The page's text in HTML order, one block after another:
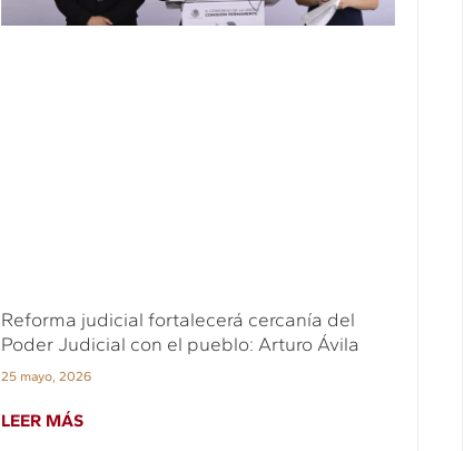
Reforma judicial fortalecerá cercanía del
Poder Judicial con el pueblo: Arturo Ávila
25 mayo, 2026
LEER MÁS